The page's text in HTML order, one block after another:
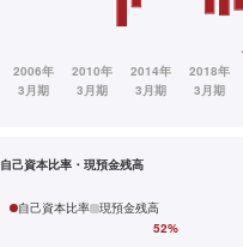
自己資本比率・現預金残高
自己資本比率 現預金残高